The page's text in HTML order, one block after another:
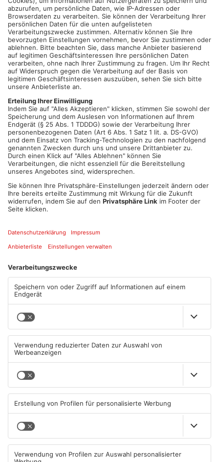
Tatverdächtiger nach Tod
einer 37-Jährigen in Hanau
wieder frei
07.08.2026, 07:41 UHR IN HANAU
Mann schießt in Neuberg mit
Schreckschusswaffe auf
Busfahrer
07.08.2026, 07:12 UHR IN MAIN-
KINZIG-KREIS
TOPNEWS
Erbach: Explosion an
Wohnhaus in der Danziger
Straße
ODENWALD
Schwerer Unfall zwischen
Langenselbolder Dreieck und
Hanauer Kreuz
Prozess in Hanau: Mann soll
13-Jährige missbraucht
haben
07.08.2026, 05:30 UHR IN HANAU
Ausstellung in Bruchköbel
Klimawandel"
KINZIG-KREIS